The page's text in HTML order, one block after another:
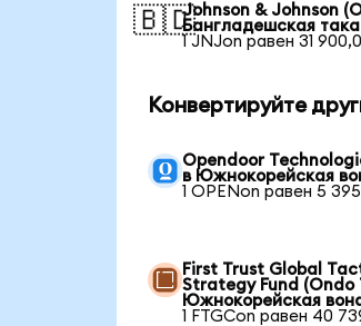
🇧🇩Johnson & Johnson
Бангладешская така
1 JNJon равен 31
Конвертируйте
Opendoor
в Южнокорейская
1 OPENon равен 5
First Trust Global
Strategy Fund (Ondo
Южнокорейская
1 FTGCon равен 40